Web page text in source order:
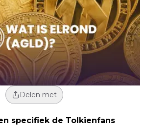
Delen met
specifiek de Tolkienfans